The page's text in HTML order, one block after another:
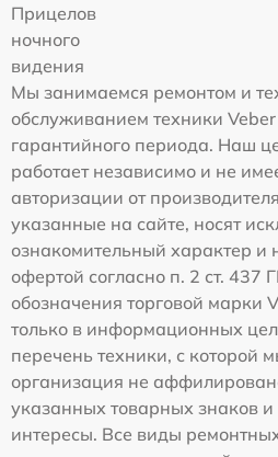
Прицелов
ночного
видения
Мы занимаемся ремонтом и
обслуживанием техники
гарантийного периода. Наш
работает независимо и не
авторизации от
указанные на сайте, носят
ознакомительный характер и
офертой согласно п. 2 ст. 437
обозначения торговой марки
только в информационных
перечень техники, с которой
организация не
указанных товарных знаков и
интересы. Все виды